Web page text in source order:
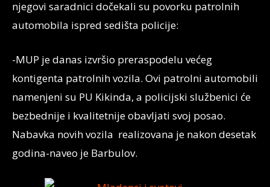
njegovi saradnici dočekali su povorku patrolnih
automobila ispred sedišta policije:
-MUP je danas izvršio preraspodelu većeg
kontigenta patrolnih vozila. Ovi patrolni automobili
namenjeni su PU Kikinda, a policijski službenici će
bezbednije i kvalitetnije obavljati svoj posao.
Nabavka novih vozila realizovana je nakon desetak
godina-naveo je Barbulov.